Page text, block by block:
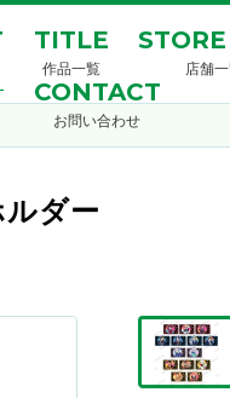
TITLE
作品一覧 店舗
CONTACT
お問い合わせ
ダー